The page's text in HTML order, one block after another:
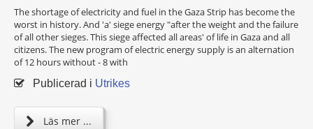
The shortage of electricity and fuel in the Gaza Strip has become the
worst in history. And 'a' siege energy "after the weight and the failure
of all other sieges. This siege affected all areas' of life in Gaza and all
citizens. The new program of electric energy supply is an alternation
of 12 hours without - 8 with
Publicerad i Utrikes
Läs mer ...